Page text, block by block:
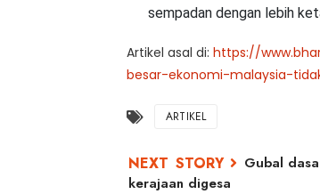
sempadan dengan lebih
Artikel asal di: https://
besar-ekonomi-malaysia-
ARTIKEL
Gubal
kerajaan digesa